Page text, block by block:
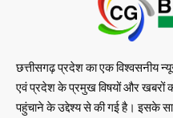
छत्तीसगढ़ प्रदेश का एक विश्वसनीय
एवं प्रदेश के प्रमुख विषयों और खबरों
पहुंचाने के उद्देश्य से की गई है। इसके